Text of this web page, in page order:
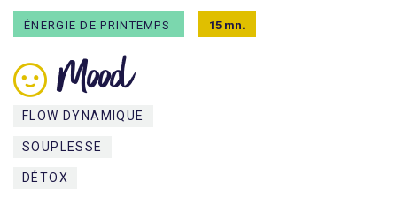
ÉNERGIE DE PRINTEMPS 15 mn.
Mood
FLOW DYNAMIQUE
SOUPLESSE
DÉTOX